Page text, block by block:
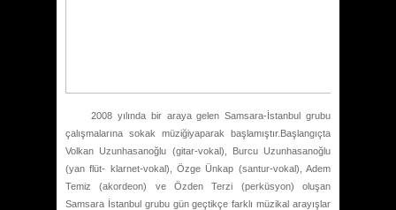
2008 yılında bir araya gelen Samsara-İstanbul grubu
çalışmalarına sokak müziğiyaparak başlamıştır.Başlangıçta
Volkan Uzunhasanoğlu (gitar-vokal), Burcu Uzunhasanoğlu
(yan flüt- klarnet-vokal), Özge Ünkap (santur-vokal), Adem
Temiz (akordeon) ve Özden Terzi (perküsyon) oluşan
Samsara İstanbul grubu gün geçtikçe farklı müzikal arayışlar